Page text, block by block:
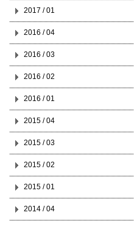
2017 / 01
2016 / 04
2016 / 03
2016 / 02
2016 / 01
2015 / 04
2015 / 03
2015 / 02
2015 / 01
2014 / 04